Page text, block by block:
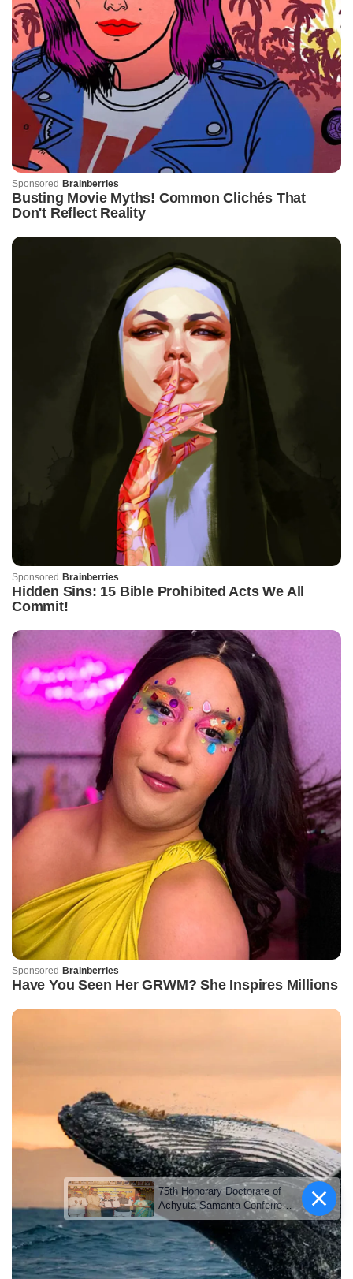
75th Honorary Doctorate of
Achyuta Samanta Conferred
by Maharaja Ganga Singh
University